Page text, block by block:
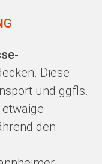
Diese
und ggfls.
den